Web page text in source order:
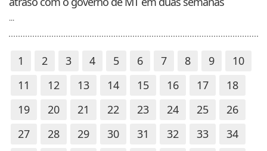
...
1 2 3 4 5 6 7 8 9
10
11
12 13 14 15 16 17
18
19
20 21 22 23 24 25
26
27
28 29 30 31 32 33
34